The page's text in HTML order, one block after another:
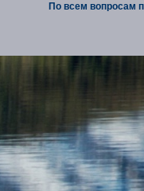
По всем вопросам